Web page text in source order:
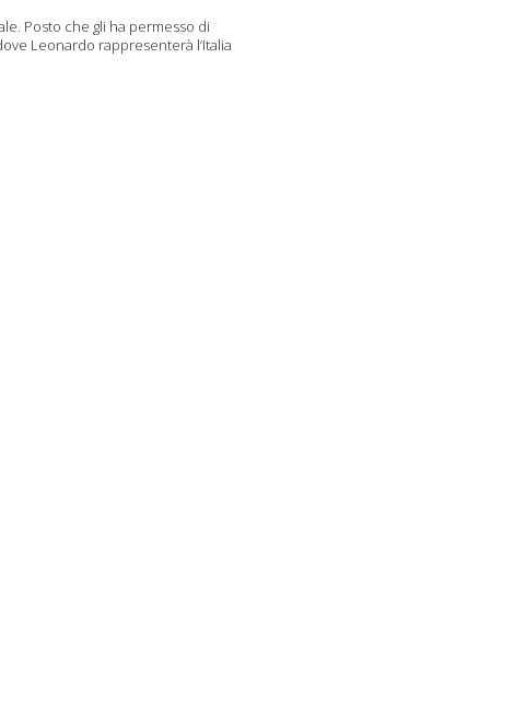
Posto che gli ha permesso di
Leonardo rappresenterà l’Italia